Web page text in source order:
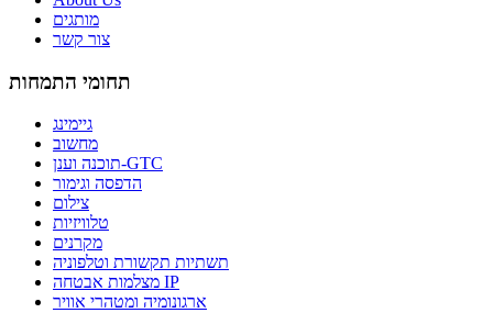
מותגים
צור קשר
תחומי התמחות
גיימינג
מחשוב
תוכנה וענן-GTC
הדפסה וגימור
צילום
טלוויזיות
מקרנים
תשתיות תקשורת וטלפוניה
מצלמות אבטחה IP
ארגונומיה ומטהרי אוויר